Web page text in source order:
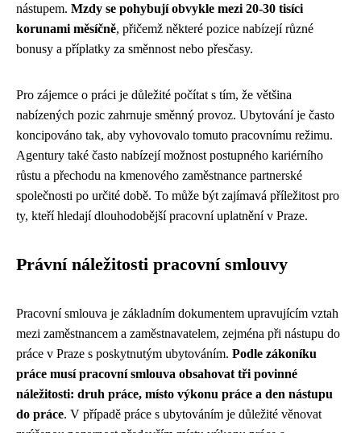
nástupem. Mzdy se pohybují obvykle mezi 20-30 tisíci
korunami měsíčně, přičemž některé pozice nabízejí různé
bonusy a příplatky za směnnost nebo přesčasy.
Pro zájemce o práci je důležité počítat s tím, že většina
nabízených pozic zahrnuje směnný provoz. Ubytování je často
koncipováno tak, aby vyhovovalo tomuto pracovnímu režimu.
Agentury také často nabízejí možnost postupného kariérního
růstu a přechodu na kmenového zaměstnance partnerské
společnosti po určité době. To může být zajímavá příležitost pro
ty, kteří hledají dlouhodobější pracovní uplatnění v Praze.
Právní náležitosti pracovní smlouvy
Pracovní smlouva je základním dokumentem upravujícím vztah
mezi zaměstnancem a zaměstnavatelem, zejména při nástupu do
práce v Praze s poskytnutým ubytováním. Podle zákoníku
práce musí pracovní smlouva obsahovat tři povinné
náležitosti: druh práce, místo výkonu práce a den nástupu
do práce. V případě práce s ubytováním je důležité věnovat